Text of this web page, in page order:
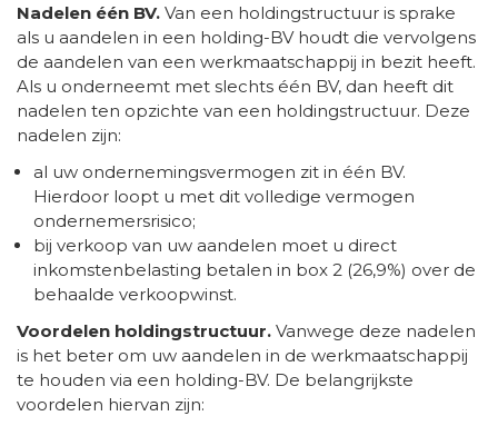
Nadelen één BV. Van een holdingstructuur is sprake
als u aandelen in een holding-BV houdt die vervolgens
de aandelen van een werkmaatschappij in bezit heeft.
Als u onderneemt met slechts één BV, dan heeft dit
nadelen ten opzichte van een holdingstructuur. Deze
nadelen zijn:
al uw ondernemingsvermogen zit in één BV.
Hierdoor loopt u met dit volledige vermogen
ondernemersrisico;
bij verkoop van uw aandelen moet u direct
inkomstenbelasting betalen in box 2 (26,9%) over de
behaalde verkoopwinst.
Voordelen holdingstructuur. Vanwege deze nadelen
is het beter om uw aandelen in de werkmaatschappij
te houden via een holding-BV. De belangrijkste
voordelen hiervan zijn: